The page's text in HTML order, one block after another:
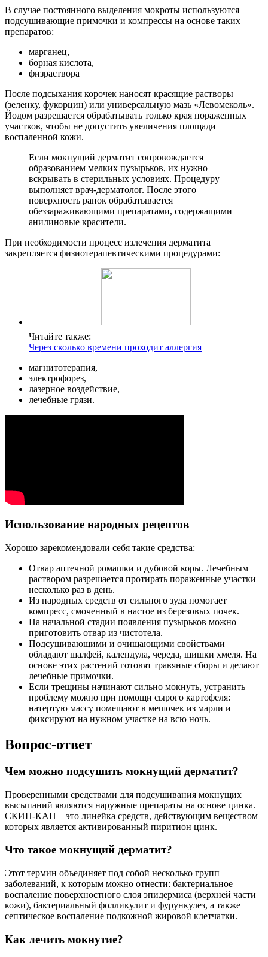
В случае постоянного выделения мокроты используются
подсушивающие примочки и компрессы на основе таких
препаратов:
марганец,
борная кислота,
физраствора
После подсыхания корочек наносят красящие растворы
(зеленку, фукорцин) или универсальную мазь «Левомеколь».
Йодом разрешается обрабатывать только края пораженных
участков, чтобы не допустить увеличения площади
воспаленной кожи.
Если мокнущий дерматит сопровождается
образованием мелких пузырьков, их нужно
вскрывать в стерильных условиях. Процедуру
выполняет врач-дерматолог. После этого
поверхность ранок обрабатывается
обеззараживающими препаратами, содержащими
анилиновые красители.
При необходимости процесс излечения дерматита
закрепляется физиотерапевтическими процедурами:
Читайте также:
Через сколько времени проходит аллергия
магнитотерапия,
электрофорез,
лазерное воздействие,
лечебные грязи.
Использование народных рецептов
Хорошо зарекомендовали себя такие средства:
Отвар аптечной ромашки и дубовой коры. Лечебным
раствором разрешается протирать пораженные участки
несколько раз в день.
Из народных средств от сильного зуда помогает
компресс, смоченный в настое из березовых почек.
На начальной стадии появления пузырьков можно
приготовить отвар из чистотела.
Подсушивающими и очищающими свойствами
обладают шалфей, календула, череда, шишки хмеля. На
основе этих растений готовят травяные сборы и делают
лечебные примочки.
Если трещины начинают сильно мокнуть, устранить
проблему можно при помощи сырого картофеля:
натертую массу помещают в мешочек из марли и
фиксируют на нужном участке на всю ночь.
Вопрос-ответ
Чем можно подсушить мокнущий дерматит?
Проверенными средствами для подсушивания мокнущих
высыпаний являются наружные препараты на основе цинка.
СКИН-КАП – это линейка средств, действующим веществом
которых является активированный пиритион цинк.
Что такое мокнущий дерматит?
Этот термин объединяет под собой несколько групп
заболеваний, к которым можно отнести: бактериальное
воспаление поверхностного слоя эпидермиса (верхней части
кожи), бактериальный фолликулит и фурункулез, а также
септическое воспаление подкожной жировой клетчатки.
Как лечить мокнутие?